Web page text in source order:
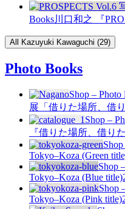
Books川口和之 『
All Kazuyuki Kawaguchi (29)
Photo Books
Shop – Photo
展「借りた場所、借
Shop –
『借りた場所、借り
Tokyo–Koza (Green
Shop
Tokyo–Koza (Blue title)
Shop
Tokyo–Koza (Pink title)